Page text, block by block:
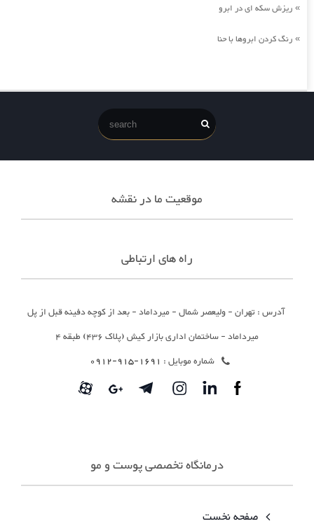
» ریزش سکه ای در ابرو
» رنگ کردن ابروها با حنا
موقعیت ما در نقشه
راه های ارتباطی
آدرس : تهران - ولیعصر شمال - میرداماد - بعد از کوچه دفینه قبل از پل
میرداماد - ساختمان اداری بازار کیش (پلاک 436) طبقه 4
شماره موبایل : 1691-915-0912
درمانگاه تخصصی پوست و مو
صفحه نخست